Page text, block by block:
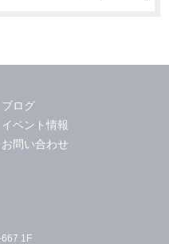
ブログ
イベント情報
お問い合わせ
1F